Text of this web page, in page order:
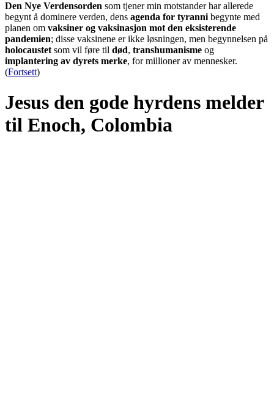
Den Nye Verdensorden som tjener min motstander har allerede
begynt å dominere verden, dens agenda for tyranni begynte med
planen om vaksiner og vaksinasjon mot den eksisterende
pandemien; disse vaksinene er ikke løsningen, men begynnelsen på
holocaustet som vil føre til død, transhumanisme og
implantering av dyrets merke, for millioner av mennesker.
(Fortsett)
Jesus den gode hyrdens melder
til Enoch, Colombia